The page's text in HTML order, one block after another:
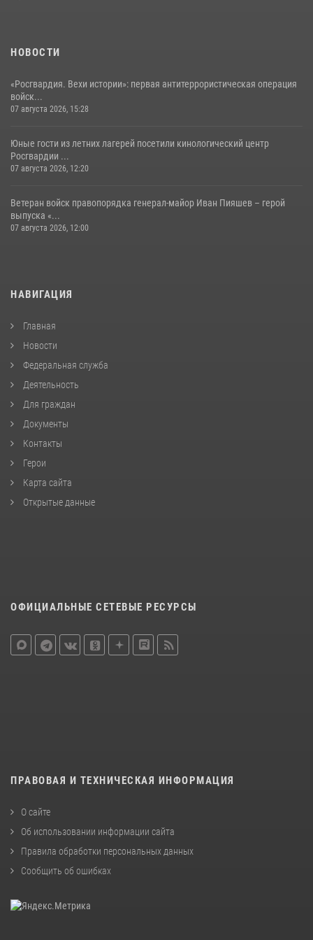
НОВОСТИ
«Росгвардия. Вехи истории»: первая антитеррористическая операция
войск...
07 августа 2026, 15:28
Юные гости из летних лагерей посетили кинологический центр
Росгвардии ...
07 августа 2026, 12:20
Ветеран войск правопорядка генерал-майор Иван Пияшев – герой
выпуска «...
07 августа 2026, 12:00
НАВИГАЦИЯ
Главная
Новости
Федеральная служба
Деятельность
Для граждан
Документы
Контакты
Герои
Карта сайта
Открытые данные
ОФИЦИАЛЬНЫЕ СЕТЕВЫЕ РЕСУРСЫ
ПРАВОВАЯ И ТЕХНИЧЕСКАЯ ИНФОРМАЦИЯ
О сайте
Об использовании информации сайта
Правила обработки персональных данных
Сообщить об ошибках